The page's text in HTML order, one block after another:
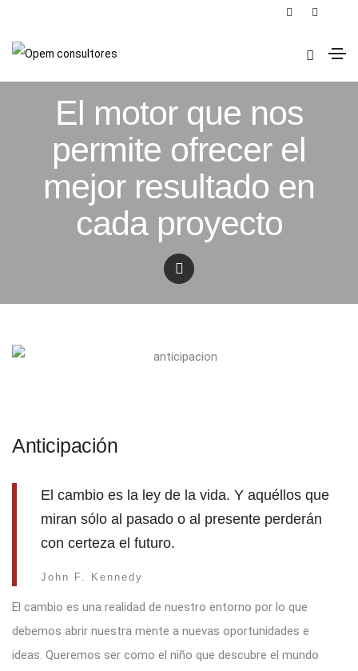
El motor que nos
permite ofrecer el
mejor resultado en
cada proyecto
Anticipación
El cambio es la ley de la vida. Y aquéllos que
miran sólo al pasado o al presente perderán
con certeza el futuro.
John F. Kennedy
El cambio es una realidad de nuestro entorno por lo que
debemos abrir nuestra mente a nuevas oportunidades e
ideas. Queremos ser como el niño que descubre el mundo